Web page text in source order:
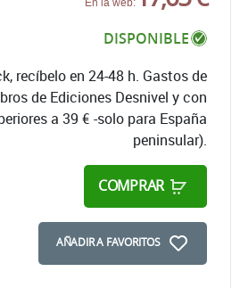
En la web:
DISPONIBLE
recíbelo en 24-48 h. Gastos de
de Ediciones Desnivel y con
a 39 € -solo para España
peninsular).
COMPRAR
AÑADIR A FAVORITOS